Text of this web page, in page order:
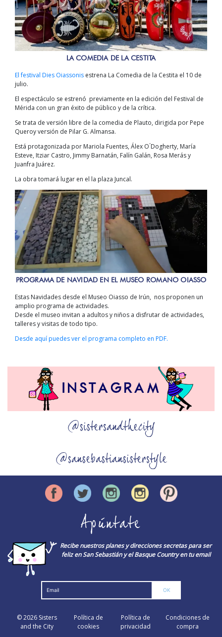
LA COMEDIA DE LA CESTITA
El festival Dies Oiassonis estrena La Comedia de la Cestita el 10 de
julio.
El espectáculo se estrenó previamente en la edición del Festival de
Mérida con un gran éxito de público y de la crítica.
Se trata de versión libre de la comedia de Plauto, dirigida por Pepe
Queroy versión de Pilar G. Almansa.
Está protagonizada por Mariola Fuentes, Álex O ́Dogherty, María
Esteve, Itziar Castro, Jimmy Barnatán, Falín Galán, Rosa Merás y
Juanfra Juárez.
La obra tomará lugar en el la plaza Juncal.
PROGRAMA DE NAVIDAD EN EL MUSEO ROMANO OIASSO
Estas Navidades desde el Museo Oiasso de Irún, nos proponen un
amplio programa de actividades.
Desde el museo invitan a adultos y niños a disfrutar de actividades,
talleres y visitas de todo tipo.
Desde aquí puedes ver el programa completo en PDF.
@sistersandthecity
@sansebastiansisterstyle
Apúntate
Recibe nuestros planes y direcciones secretas para ser
feliz en San Sebastián y el Basque Country en tu email
© 2026 Sisters
and the City
Política de
cookies
Política de
privacidad
Condiciones de
compra